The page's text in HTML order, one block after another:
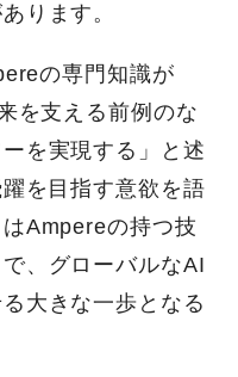
ります。
の専門知識が
を支える前例のな
を実現する」と述
を目指す意欲を語
Ampereの持つ技
、グローバルなAI
大きな一歩となる